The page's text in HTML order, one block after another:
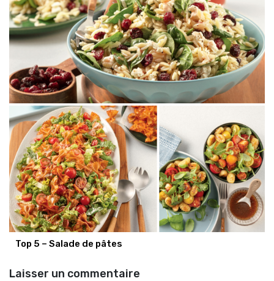
Top 5 – Salade de pâtes
Laisser un commentaire